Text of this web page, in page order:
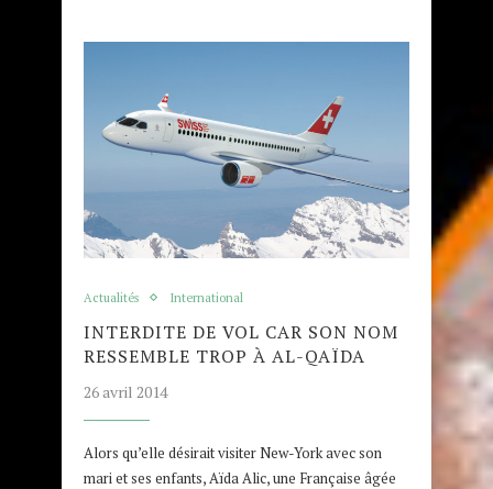
Actualités International
INTERDITE DE VOL CAR SON NOM
RESSEMBLE TROP À AL-QAÏDA
26 avril 2014
Alors qu’elle désirait visiter New-York avec son
mari et ses enfants, Aïda Alic, une Française âgée